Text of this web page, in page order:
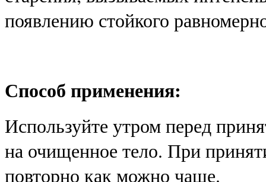
появлению стойкого
Способ применения:
Используйте утром перед
на очищенное тело. При
повторно как можно чаще.